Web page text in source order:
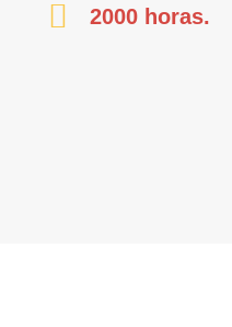
2000 horas.